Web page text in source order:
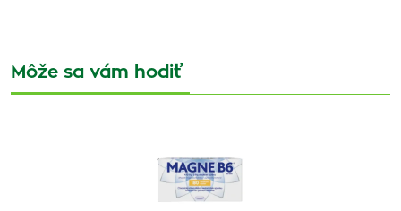
Môže sa vám hodiť